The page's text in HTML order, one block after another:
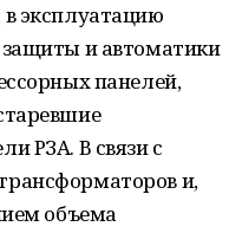
эксплуатацию
и автоматики
панелей,
РЗА. В связи с
и,
объема